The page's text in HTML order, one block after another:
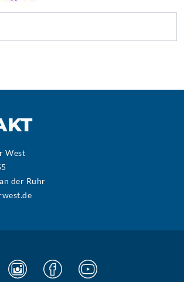
West
der Ruhr